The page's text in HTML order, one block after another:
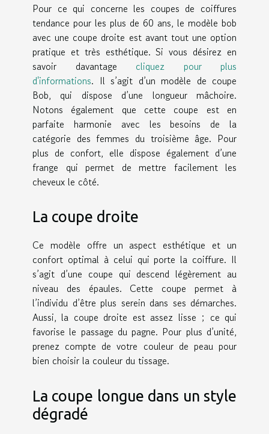
Pour ce qui concerne les coupes de coiffures
tendance pour les plus de 60 ans, le modèle bob
avec une coupe droite est avant tout une option
pratique et très esthétique. Si vous désirez en
savoir davantage cliquez pour plus
d'informations. Il s’agit d’un modèle de coupe
Bob, qui dispose d’une longueur mâchoire.
Notons également que cette coupe est en
parfaite harmonie avec les besoins de la
catégorie des femmes du troisième âge. Pour
plus de confort, elle dispose également d’une
frange qui permet de mettre facilement les
cheveux le côté.
La coupe droite
Ce modèle offre un aspect esthétique et un
confort optimal à celui qui porte la coiffure. Il
s’agit d’une coupe qui descend légèrement au
niveau des épaules. Cette coupe permet à
l’individu d’être plus serein dans ses démarches.
Aussi, la coupe droite est assez lisse ; ce qui
favorise le passage du pagne. Pour plus d’unité,
prenez compte de votre couleur de peau pour
bien choisir la couleur du tissage.
La coupe longue dans un style
dégradé